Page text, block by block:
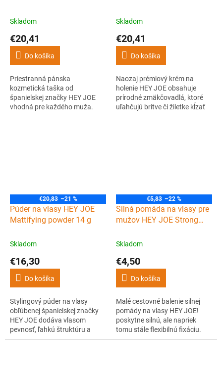
Skladom
€20,41
Do košíka
Priestranná pánska
kozmetická taška od
španielskej značky HEY JOE
vhodná pre každého muža.
Skladom
€20,41
Do košíka
Naozaj prémiový krém na
holenie HEY JOE obsahuje
prírodné zmäkčovadlá, ktoré
uľahčujú britve či žiletke kĺzať
hladko po koži s čo najmenšou
€20,83 –21 %
Púder na vlasy HEY JOE
Mattifying powder 14 g
Skladom
€16,30
Do košíka
Stylingový púder na vlasy
obľúbenej španielskej značky
HEY JOE dodáva vlasom
pevnosť, ľahkú štruktúru a
matný vzhľad.
€5,83 –22 %
Silná pomáda na vlasy pre
mužov HEY JOE Strong
Skladom
€4,50
Do košíka
Malé cestovné balenie silnej
pomády na vlasy HEY JOE!
poskytne silnú, ale napriek
tomu stále flexibilnú fixáciu.
Pomáda je tvorená na vodnej